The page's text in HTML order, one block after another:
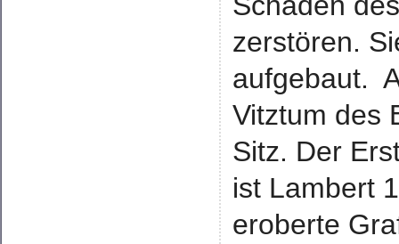
zerstören.
aufgebaut.
Vitztum des
Sitz. Der
ist Lambert
eroberte